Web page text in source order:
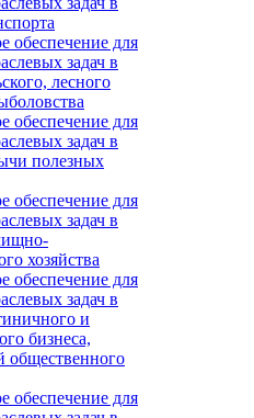
обеспечение для
задач в
лесного
обеспечение для
задач в
полезных
обеспечение для
задач в
хозяйства
обеспечение для
задач в
и
бизнеса,
общественного
обеспечение для